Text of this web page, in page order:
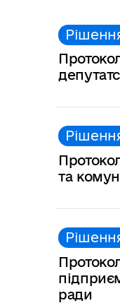
та
ради